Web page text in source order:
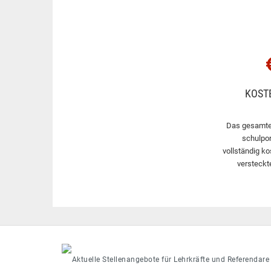
Das
vollständig
Aktuelle Stellenangebote für Lehrkräfte und Referendare